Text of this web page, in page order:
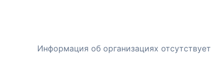
Информация об организациях отсутствует